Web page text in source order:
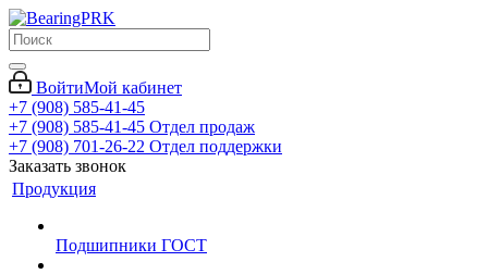
ВойтиМой кабинет
+7 (908) 585-41-45
+7 (908) 585-41-45 Отдел продаж
+7 (908) 701-26-22 Отдел поддержки
Заказать звонок
Продукция
Подшипники ГОСТ